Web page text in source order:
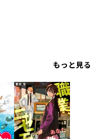
もっと見る